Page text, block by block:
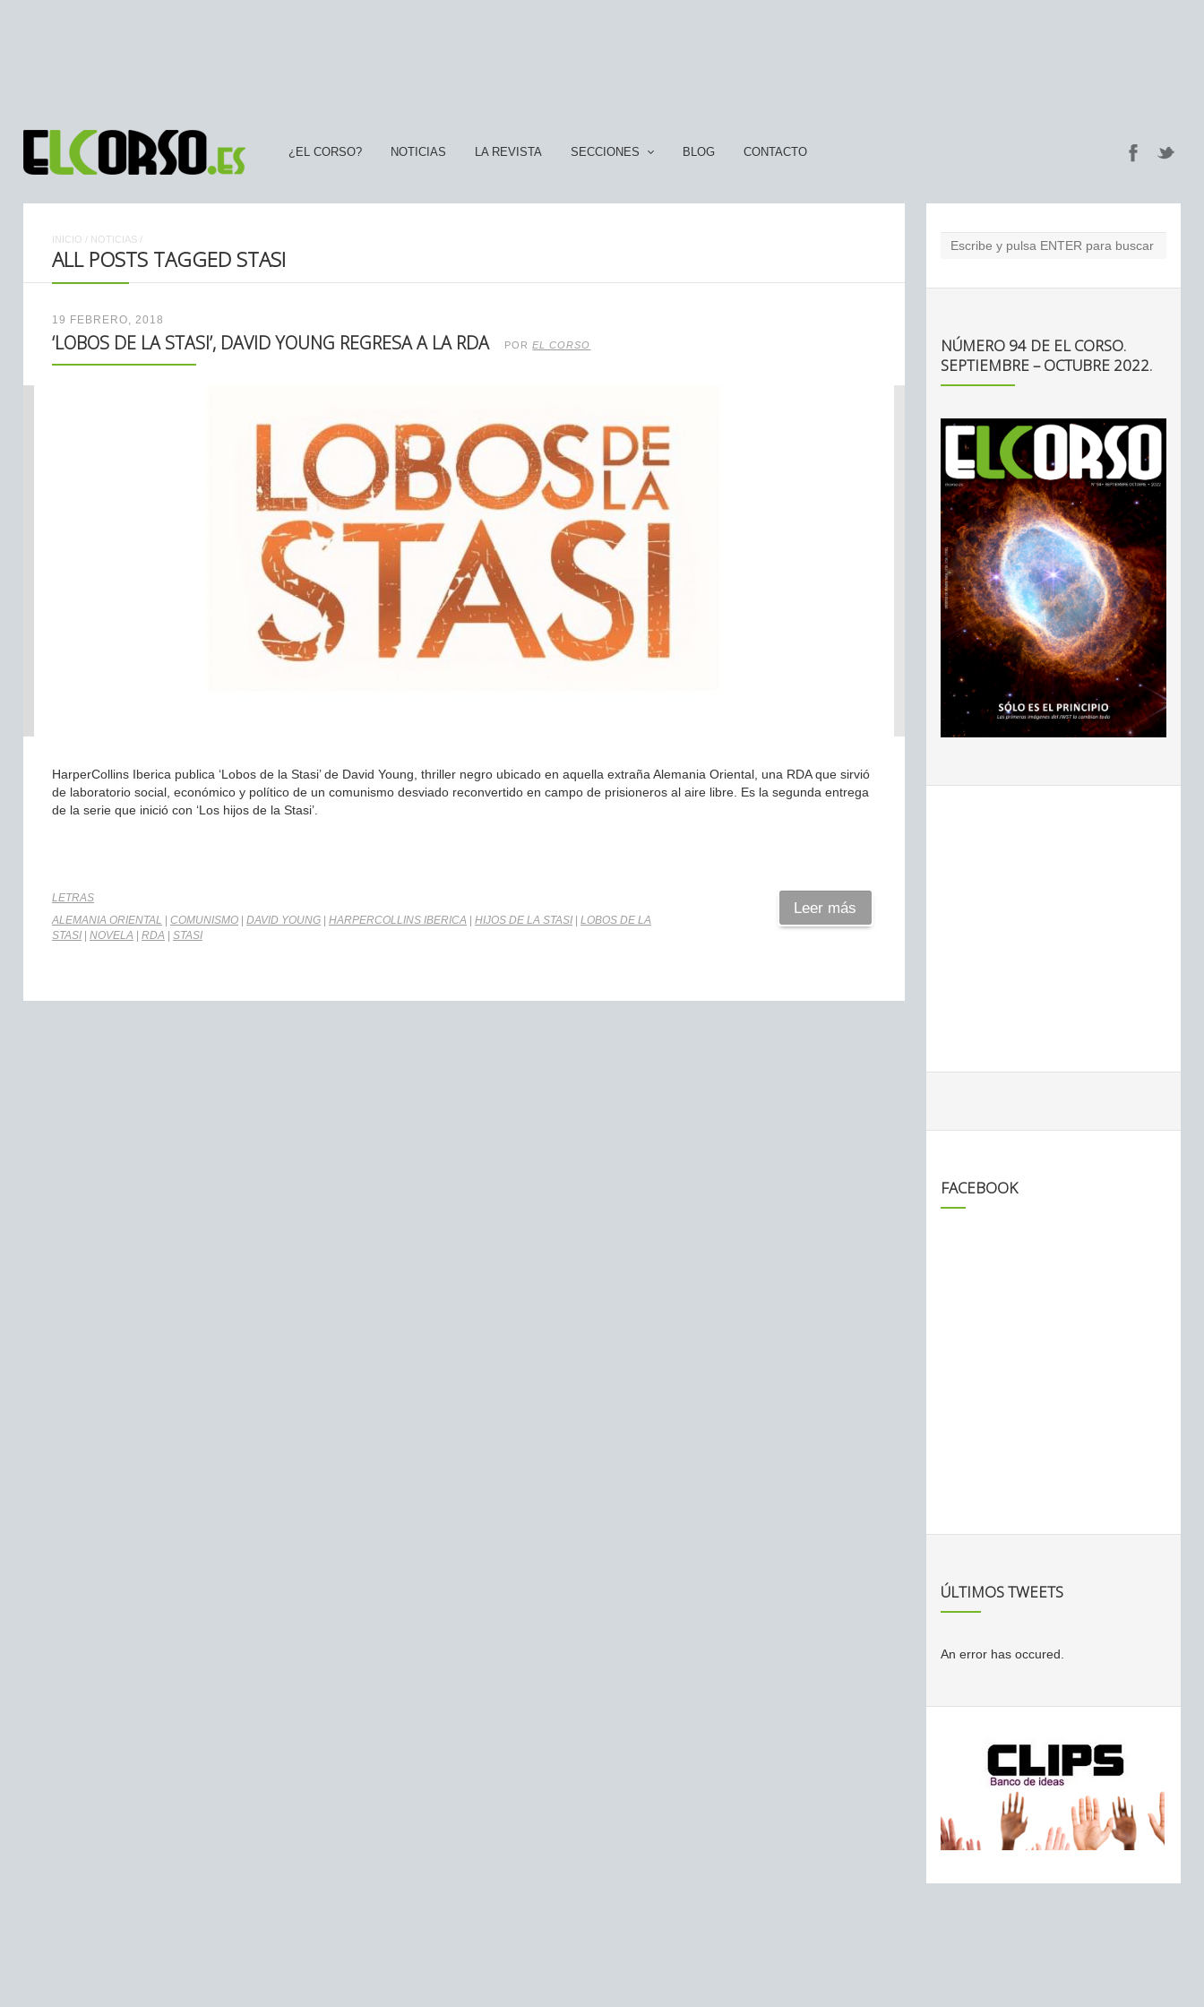
¿EL CORSO? NOTICIAS LA REVISTA SECCIONES BLOG CONTACTO
INICIO / NOTICIAS /
ALL POSTS TAGGED STASI
19 FEBRERO, 2018
‘LOBOS DE LA STASI’, DAVID YOUNG REGRESA A LA RDA POREL CORSO
HarperCollins Iberica publica ‘Lobos de la Stasi’ de David Young, thriller negro ubicado en aquella extraña Alemania Oriental, una RDA que sirvió
de laboratorio social, económico y político de un comunismo desviado reconvertido en campo de prisioneros al aire libre. Es la segunda entrega
de la serie que inició con ‘Los hijos de la Stasi’.
LETRAS
ALEMANIA ORIENTAL
COMUNISMO DAVID YOUNG HARPERCOLLINS IBERICA HIJOS DE LA STASI
LOBOS DE LA
STASI
NOVELA RDA STASI
Leer más
NÚMERO 94 DE EL CORSO.
SEPTIEMBRE – OCTUBRE 2022.
FACEBOOK
ÚLTIMOS TWEETS
An error has occured.